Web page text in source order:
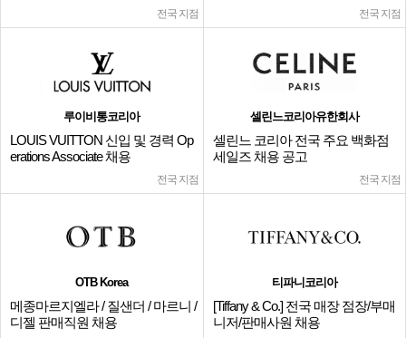
전국 지점 전국 지점
루이비통코리아
LOUIS VUITTON 신입 및 경력 Op
erations Associate 채용
전국 지점
셀린느코리아유한회사
셀린느 코리아 전국 주요 백화점
세일즈 채용 공고
전국 지점
OTB Korea
메종마르지엘라 / 질샌더 / 마르니 /
디젤 판매직원 채용
티파니코리아
[Tiffany & Co.] 전국 매장 점장/부매
니저/판매사원 채용